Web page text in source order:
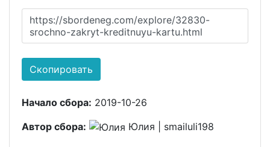
https://sbordeneg.com/explore/32830-
srochno-zakryt-kreditnuyu-kartu.html
Скопировать
Начало сбора: 2019-10-26
Автор сбора:
Юлия | smailuli198